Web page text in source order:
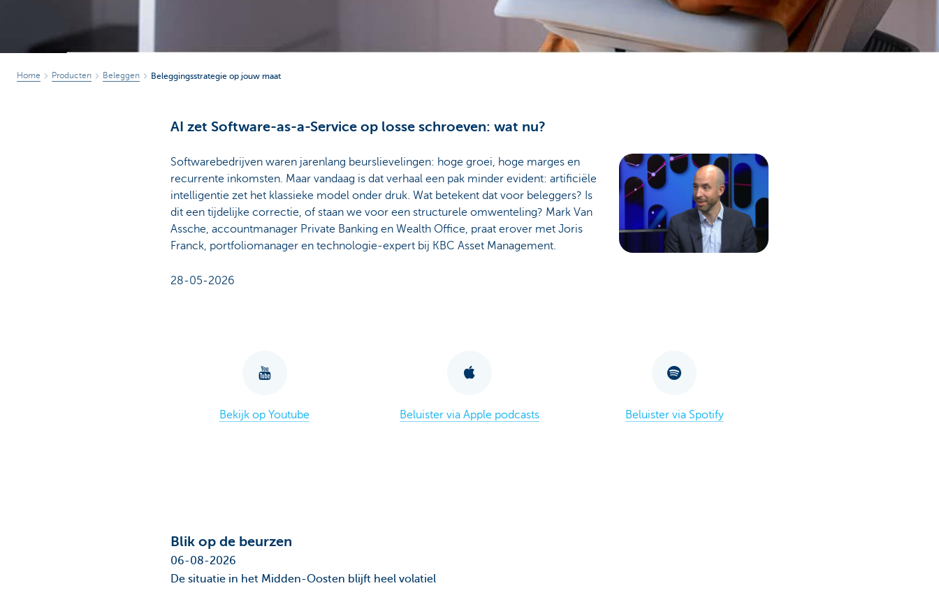
Home Producten Beleggen Beleggingsstrategie op jouw maat
AI zet Software-as-a-Service op losse schroeven: wat nu?
Softwarebedrijven waren jarenlang beurslievelingen: hoge groei, hoge marges en
recurrente inkomsten. Maar vandaag is dat verhaal een pak minder evident: artificiële
intelligentie zet het klassieke model onder druk. Wat betekent dat voor beleggers? Is
dit een tijdelijke correctie, of staan we voor een structurele omwenteling? Mark Van
Assche, accountmanager Private Banking en Wealth Office, praat erover met Joris
Franck, portfoliomanager en technologie-expert bij KBC Asset Management.
28-05-2026
Bekijk op Youtube Beluister via Apple podcasts Beluister via Spotify
Blik op de beurzen
06-08-2026
De situatie in het Midden-Oosten blijft heel volatiel